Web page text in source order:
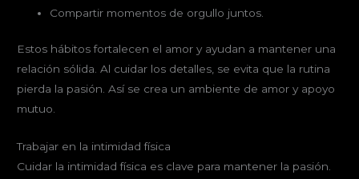
Compartir momentos de orgullo juntos.
Estos hábitos fortalecen el amor y ayudan a mantener una
relación sólida. Al cuidar los detalles, se evita que la rutina
pierda la pasión. Así se crea un ambiente de amor y apoyo
mutuo.
Trabajar en la intimidad física
Cuidar la intimidad física es clave para mantener la pasión.